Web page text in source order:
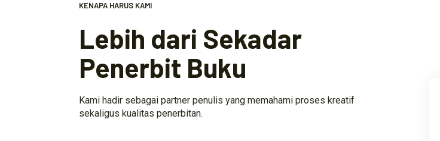
KENAPA HARUS KAMI
Lebih dari Sekadar
Penerbit Buku
Kami hadir sebagai partner penulis yang memahami proses kreatif
sekaligus kualitas penerbitan.